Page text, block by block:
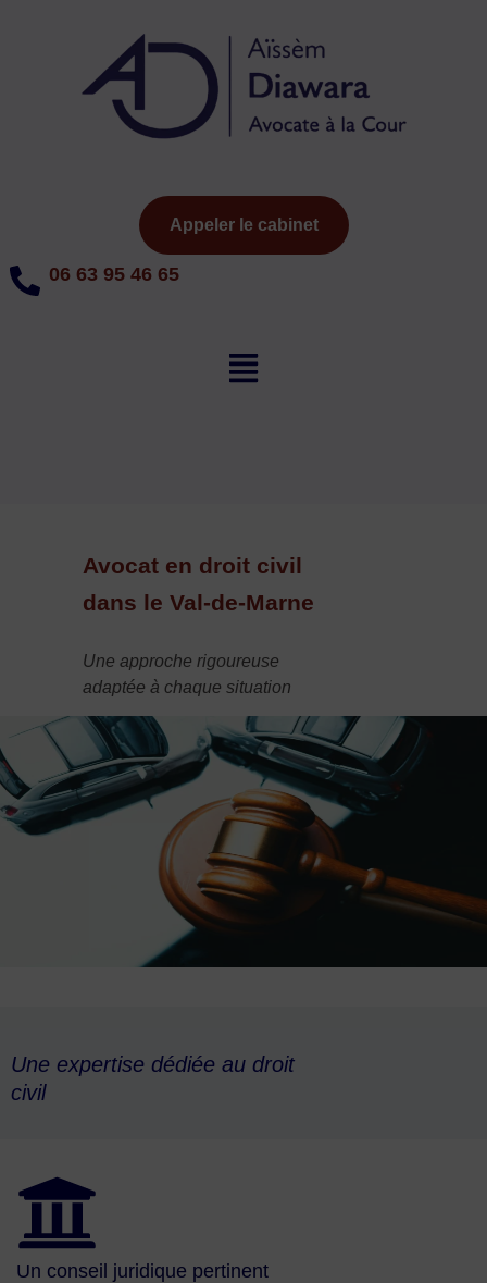
Appeler le cabinet
06 63 95 46 65
Menu
Avocat en droit civil
dans le Val-de-Marne
Une approche rigoureuse
adaptée à chaque situation
Une expertise dédiée au droit
civil
Un conseil juridique pertinent